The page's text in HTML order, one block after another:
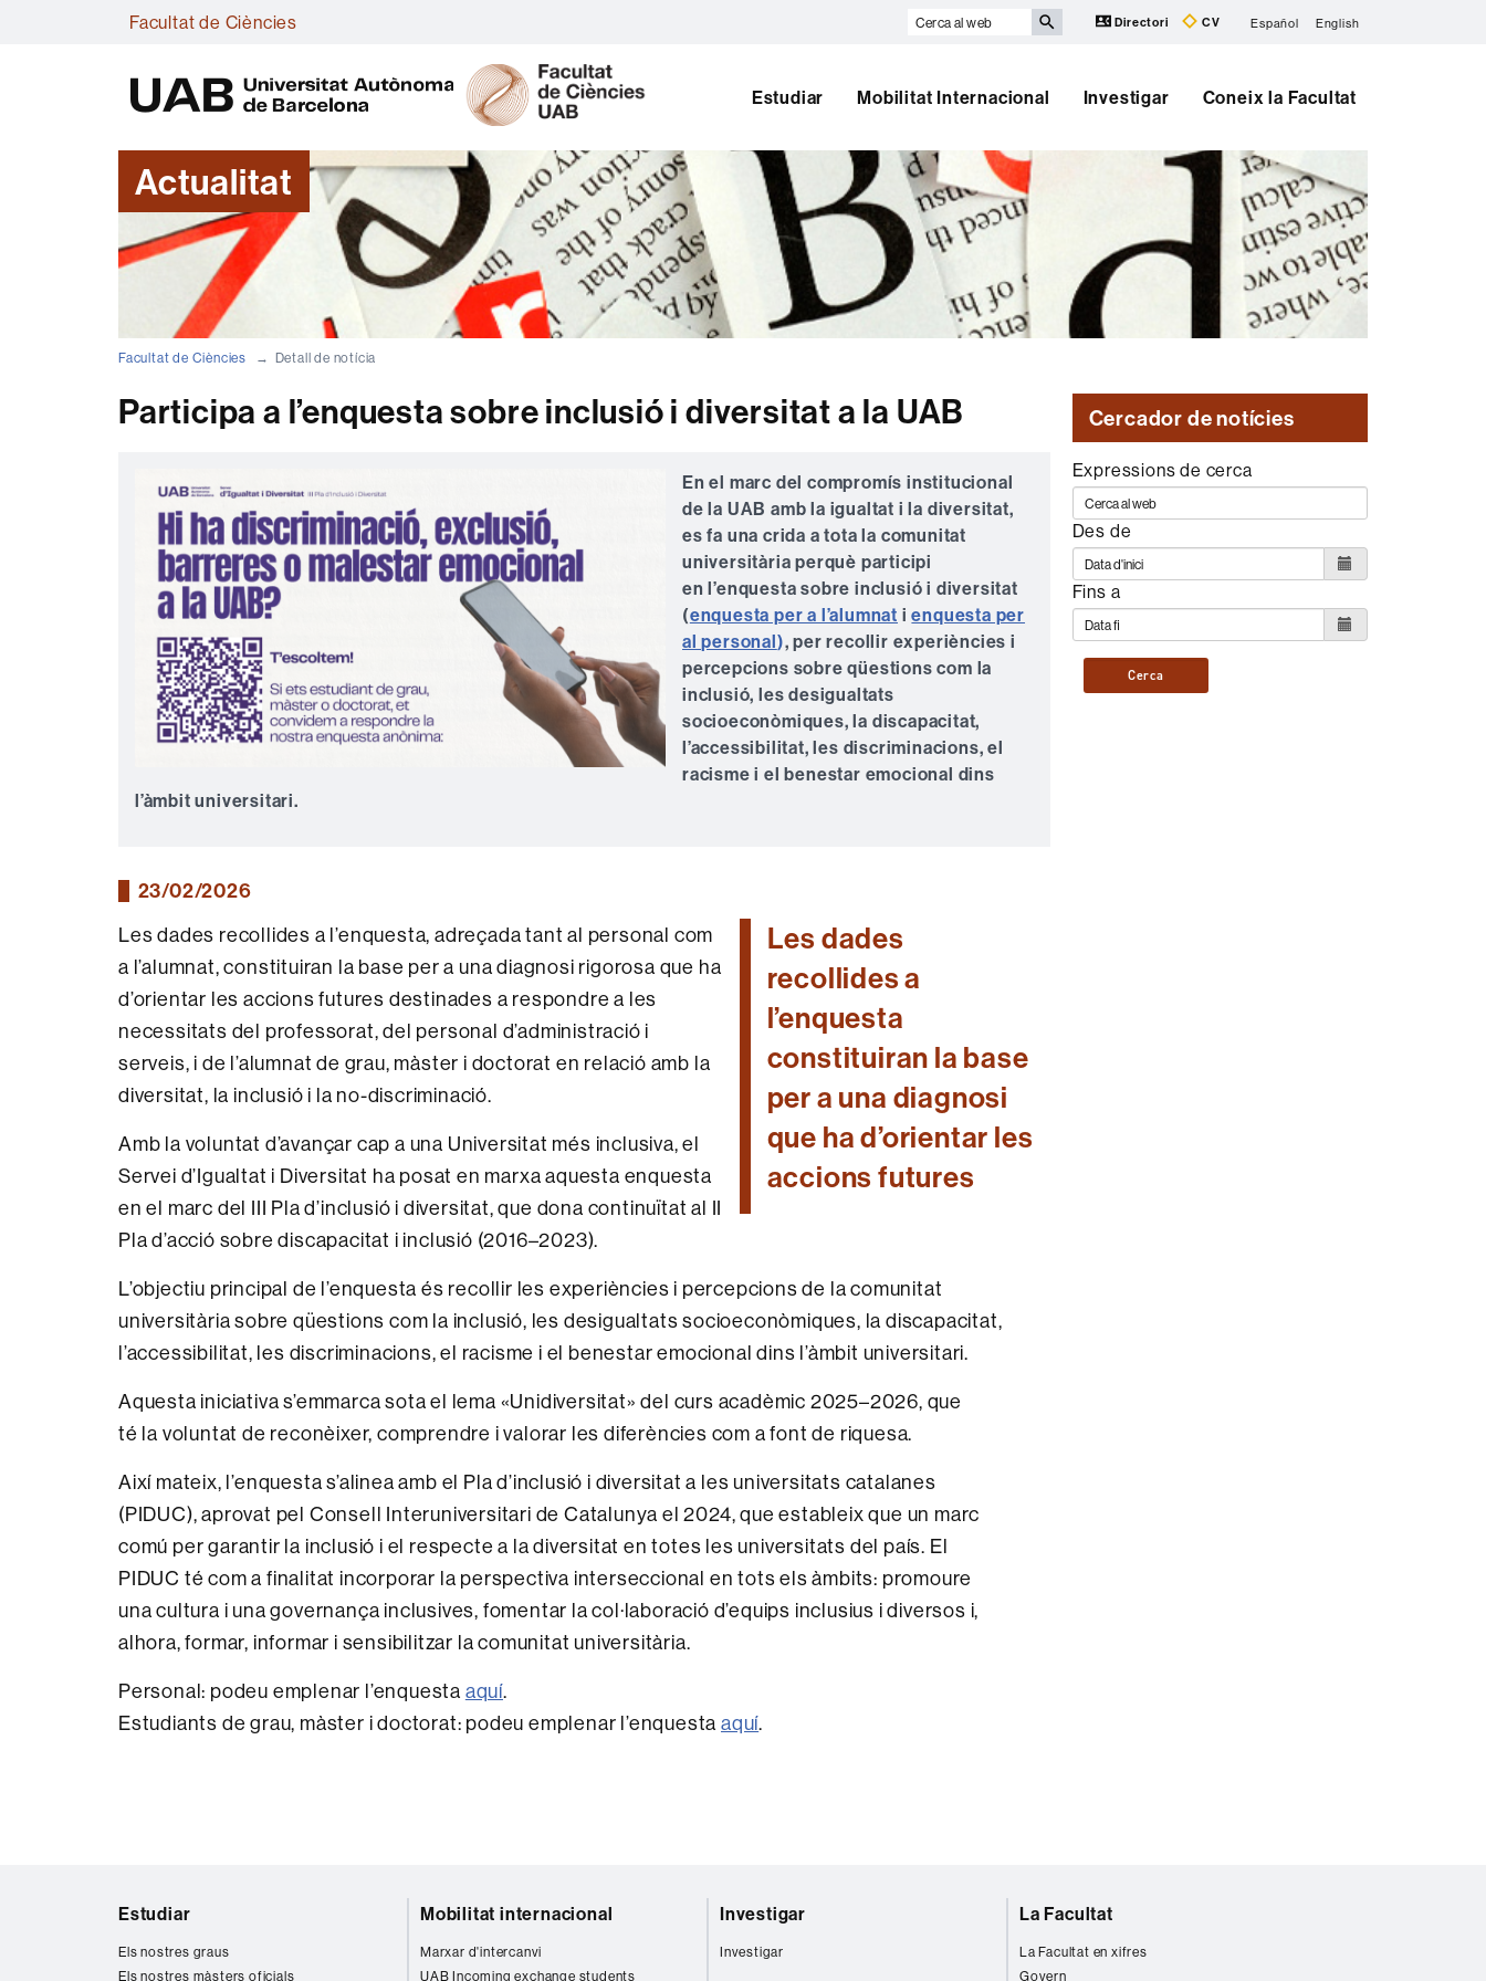
Facultat de Ciències
Cerca
Directori CV Español English
B
Estudiar Mobilitat Internacional Investigar Coneix la Facultat
Actualitat
Facultat de Ciències Detall de notícia
Participa a l’enquesta sobre inclusió i diversitat a la UAB
En el marc del compromís institucional
de la UAB amb la igualtat i la diversitat,
es fa una crida a tota la comunitat
universitària perquè participi
en l’enquesta sobre inclusió i diversitat
(enquesta per a l’alumnat ienquesta per
al personal), per recollir experiències i
percepcions sobre qüestions com la
inclusió, les desigualtats
socioeconòmiques, la discapacitat,
l’accessibilitat, les discriminacions, el
racisme i el benestar emocional dins
l’àmbit universitari.
23/02/2026
Les dades
recollides a
l’enquesta
constituiran la base
per a una diagnosi
que ha d’orientar les
accions futures
Les dades recollides a l’enquesta, adreçada tant al personal com
a l’alumnat, constituiran la base per a una diagnosi rigorosa que ha
d’orientar les accions futures destinades a respondre a les
necessitats del professorat, del personal d’administració i
serveis, i de l’alumnat de grau, màster i doctorat en relació amb la
diversitat, la inclusió i la no-discriminació.
Amb la voluntat d’avançar cap a una Universitat més inclusiva, el
Servei d’Igualtat i Diversitat ha posat en marxa aquesta enquesta
en el marc del III Pla d’inclusió i diversitat, que dona continuïtat al II
Pla d’acció sobre discapacitat i inclusió (2016–2023).
L’objectiu principal de l’enquesta és recollir les experiències i percepcions de la comunitat
universitària sobre qüestions com la inclusió, les desigualtats socioeconòmiques, la discapacitat,
l’accessibilitat, les discriminacions, el racisme i el benestar emocional dins l’àmbit universitari.
Aquesta iniciativa s’emmarca sota el lema «Unidiversitat» del curs acadèmic 2025–2026, que
té la voluntat de reconèixer, comprendre i valorar les diferències com a font de riquesa.
Així mateix, l’enquesta s’alinea amb el Pla d’inclusió i diversitat a les universitats catalanes
(PIDUC), aprovat pel Consell Interuniversitari de Catalunya el 2024, que estableix que un marc
comú per garantir la inclusió i el respecte a la diversitat en totes les universitats del país. El
PIDUC té com a finalitat incorporar la perspectiva interseccional en tots els àmbits: promoure
una cultura i una governança inclusives, fomentar la col·laboració d’equips inclusius i diversos i,
alhora, formar, informar i sensibilitzar la comunitat universitària.
Personal: podeu emplenar l’enquesta aquí.
Estudiants de grau, màster i doctorat: podeu emplenar l’enquesta aquí.
Cercador de notícies
Expressions de cerca
Des de
Fins a
Cerca
Estudiar
Els nostres graus
Els nostres màsters oficials
Mobilitat internacional
Marxar d'intercanvi
UAB Incoming exchange students
Investigar
Investigar
La Facultat
La Facultat en xifres
Govern